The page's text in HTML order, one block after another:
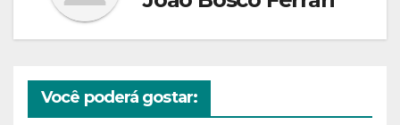
Você poderá gostar: